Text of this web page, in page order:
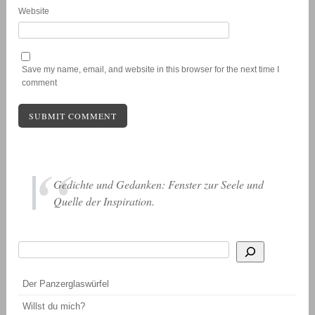
Website
Save my name, email, and website in this browser for the next time I
comment
Gedichte und Gedanken: Fenster zur Seele und
Quelle der Inspiration.
Der Panzerglaswürfel
Willst du mich?